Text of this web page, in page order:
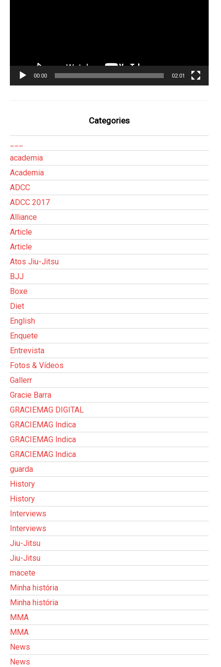
00:00 02:01
Categories
academia
Academia
ADCC
ADCC 2017
Alliance
Article
Article
Atos Jiu-Jitsu
BJJ
Boxe
Diet
English
Enquete
Entrevista
Fotos & Vídeos
Gallerr
Gracie Barra
GRACIEMAG DIGITAL
GRACIEMAG Indica
GRACIEMAG Indica
GRACIEMAG Indica
guarda
History
History
Interviews
Interviews
Jiu-Jitsu
Jiu-Jitsu
macete
Minha história
Minha história
MMA
MMA
News
News